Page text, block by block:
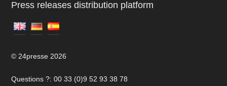
Press releases distribution platform
© 24presse 2026
Questions ?: 00 33 (0)9 52 93 38 78